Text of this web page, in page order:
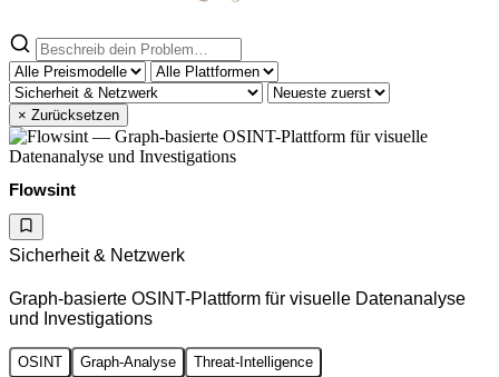
× Zurücksetzen
Flowsint
Sicherheit & Netzwerk
Graph-basierte OSINT-Plattform für visuelle Datenanalyse
und Investigations
OSINT Graph-Analyse Threat-Intelligence